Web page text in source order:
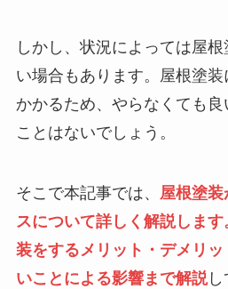
しかし、状況によっては屋
い場合もあります。屋根塗
かかるため、やらなくても
ことはないでしょう。
そこで本記事では、 屋根塗
スについて詳しく解説しま
装をするメリット・デメリ
いことによる影響まで解説し